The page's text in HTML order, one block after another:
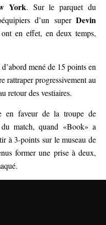
York. Sur le parquet du
d’un super Devin
en effet, en deux temps,
mené de 15 points en
rattraper progressivement au
retour des vestiaires.
en faveur de la troupe de
match, quand «Book» a
à 3-points sur le museau de
former une prise à deux,